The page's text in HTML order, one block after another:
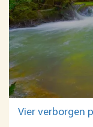
Vier verborgen